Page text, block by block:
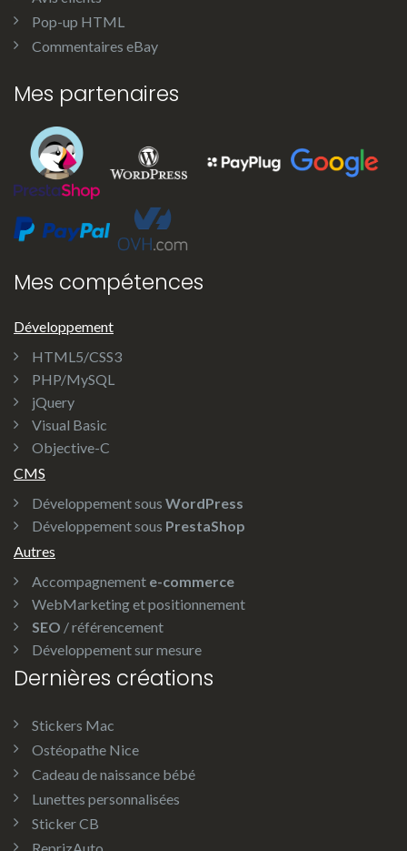
Pop-up HTML
Commentaires eBay
Mes partenaires
Mes compétences
Développement
HTML5/CSS3
PHP/MySQL
jQuery
Visual Basic
Objective-C
CMS
Développement sous WordPress
Développement sous PrestaShop
Autres
Accompagnement e-commerce
WebMarketing et positionnement
SEO / référencement
Développement sur mesure
Dernières créations
Stickers Mac
Ostéopathe Nice
Cadeau de naissance bébé
Lunettes personnalisées
Sticker CB
ReprizAuto